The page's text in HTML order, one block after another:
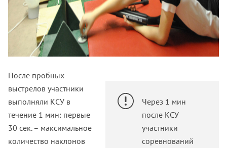
Через 1 мин
после КСУ
участники
соревнований
После пробных
выстрелов участники
выполняли КСУ в
течение 1 мин: первые
30 сек. – максимальное
количество наклонов